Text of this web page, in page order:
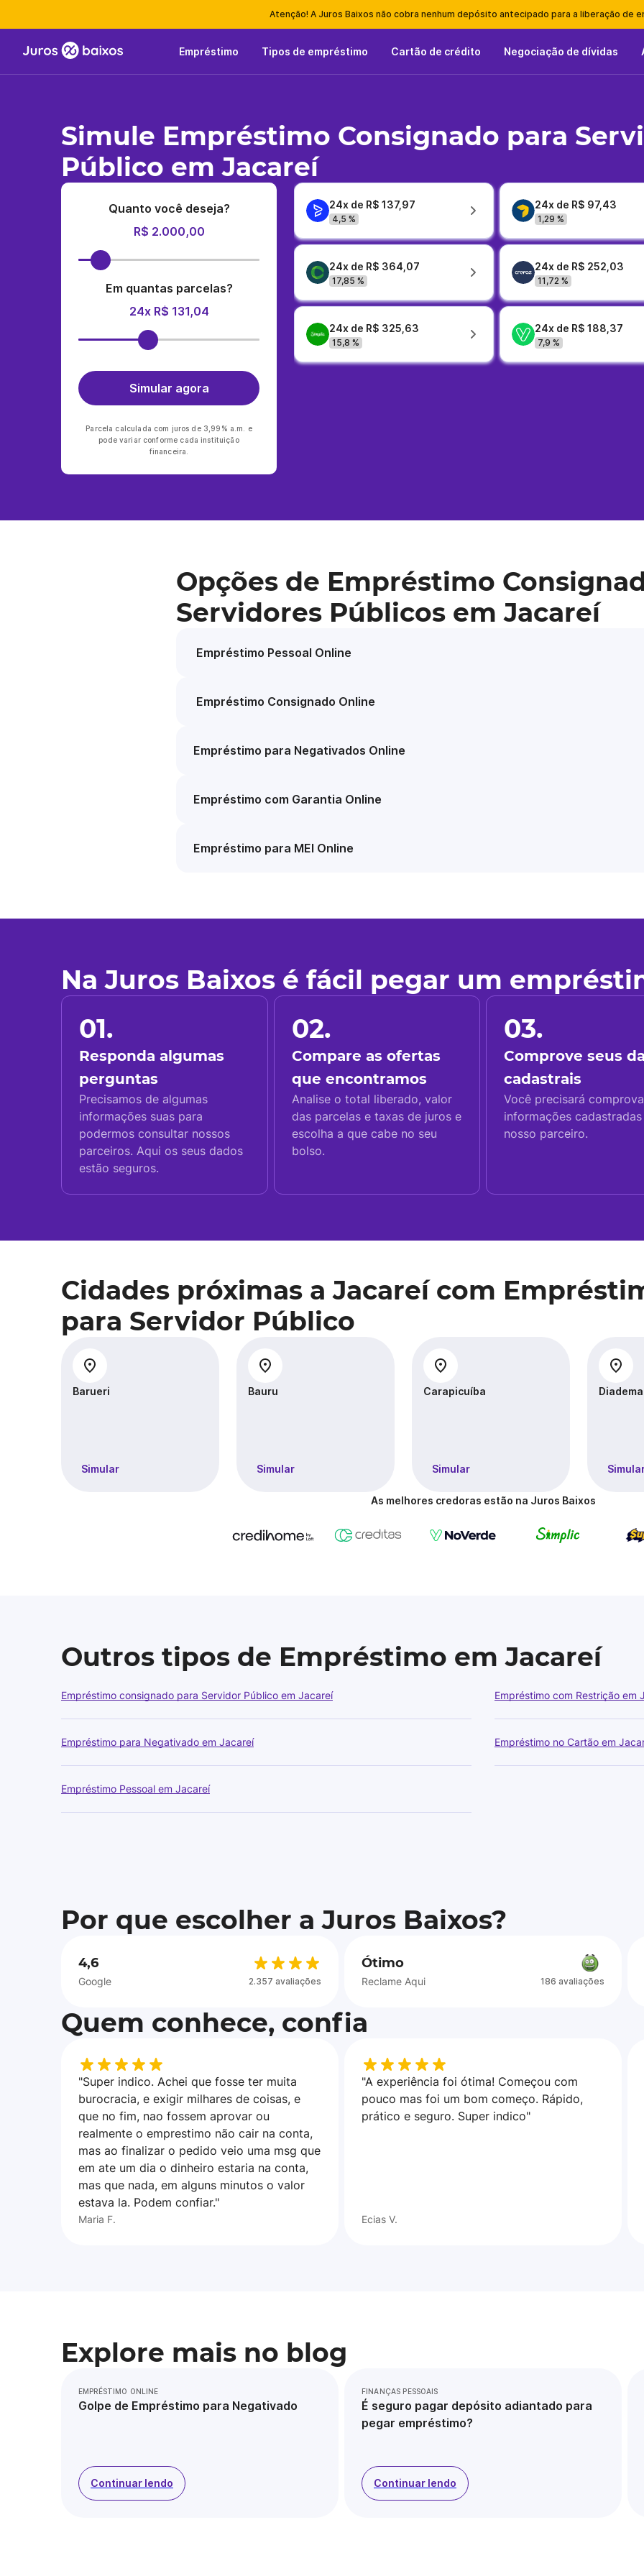
Atenção! A Juros Baixos não cobra nenhum depósito antecipado para a liberação de
Empréstimo Tipos de empréstimo Cartão de crédito Negociação de dívidas
Simule Empréstimo Consignado para
Público em Jacareí
Quanto você deseja?
R$ 2.000,00
Em quantas parcelas?
24x R$ 131,04
Simular agora
Parcela calculada com juros de 3,99% a.m. e
pode variar conforme cada instituição
financeira.
24x de R$ 137,97
4,5 %
24x de R$ 97,43
1,29 %
24x de R$ 364,07
17,85 %
24x de R$ 252,03
11,72 %
24x de R$ 325,63
15,8 %
24x de R$ 188,37
7,9 %
Opções de Empréstimo
Servidores Públicos em Jacareí
Empréstimo Pessoal Online
Empréstimo Consignado Online
Empréstimo para Negativados Online
Empréstimo com Garantia Online
Empréstimo para MEI Online
Na Juros Baixos é fácil pegar um
01.
Responda algumas
perguntas
Precisamos de algumas
informações suas para
podermos consultar nossos
parceiros. Aqui os seus dados
estão seguros.
02.
Compare as ofertas
que encontramos
Analise o total liberado, valor
das parcelas e taxas de juros e
escolha a que cabe no seu
bolso.
03.
Comprove seus
cadastrais
Você precisará
informações
nosso parceiro.
Cidades próximas a Jacareí com
para Servidor Público
Barueri
Simular
Bauru
Simular
Carapicuíba
Simular
Diadema
As melhores credoras estão na Juros Baixos
Outros tipos de Empréstimo em Jacareí
Empréstimo consignado para Servidor Público em Jacareí Empréstimo com Restrição em
Empréstimo para Negativado em Jacareí Empréstimo no Cartão em
Empréstimo Pessoal em Jacareí
Por que escolher a Juros Baixos?
4,6
Google 2.357 avaliações
Ótimo
Reclame Aqui 186 avaliações
Quem conhece, confia
"Super indico. Achei que fosse ter muita
burocracia, e exigir milhares de coisas, e
que no fim, nao fossem aprovar ou
realmente o emprestimo não cair na conta,
mas ao finalizar o pedido veio uma msg que
em ate um dia o dinheiro estaria na conta,
mas que nada, em alguns minutos o valor
estava la. Podem confiar."
Maria F.
"A experiência foi ótima! Começou com
pouco mas foi um bom começo. Rápido,
prático e seguro. Super indico"
Ecias V.
Explore mais no blog
EMPRÉSTIMO ONLINE
Golpe de Empréstimo para Negativado
Continuar lendo
FINANÇAS PESSOAIS
É seguro pagar depósito adiantado para
pegar empréstimo?
Continuar lendo